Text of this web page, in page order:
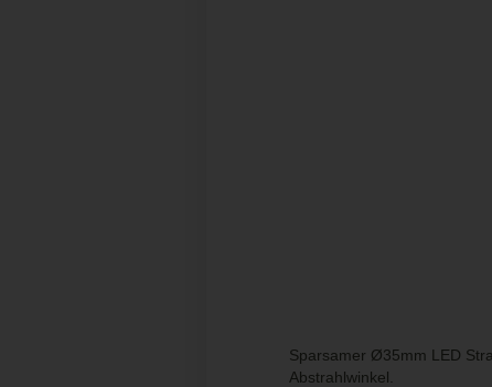
Sparsamer Ø35mm LED
Abstrahlwinkel.